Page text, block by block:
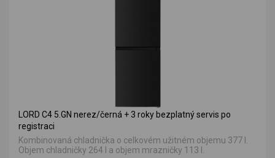
LORD C4 5.GN nerez/černá + 3 roky bezplatný servis po
registraci
Kombinovaná chladnička o celkovém užitném objemu 377 l.
Objem chladničky 264 l a objem mrazničky 113 l.